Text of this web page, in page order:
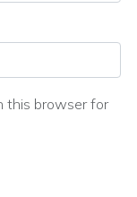
this browser for